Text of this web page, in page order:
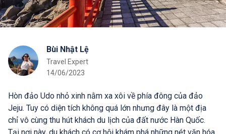
Bùi Nhật Lệ
Travel Expert
14/06/2023
Hòn đảo Udo nhỏ xinh nằm xa xôi về phía đông của đảo
Jeju. Tuy có diện tích không quá lớn nhưng đây là một địa
chỉ vô cùng thu hút khách du lịch của đất nước Hàn Quốc.
Tại nơi này, du khách có cơ hội khám phá những nét văn hóa